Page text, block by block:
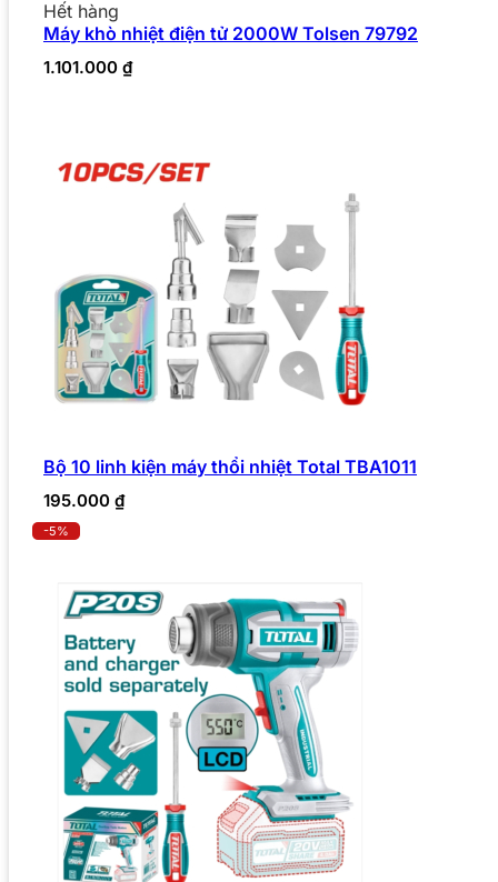
Hết hàng
Máy khò nhiệt điện tử 2000W Tolsen 79792
1.101.000 ₫
Bộ 10 linh kiện máy thổi nhiệt Total TBA1011
195.000 ₫
-5%